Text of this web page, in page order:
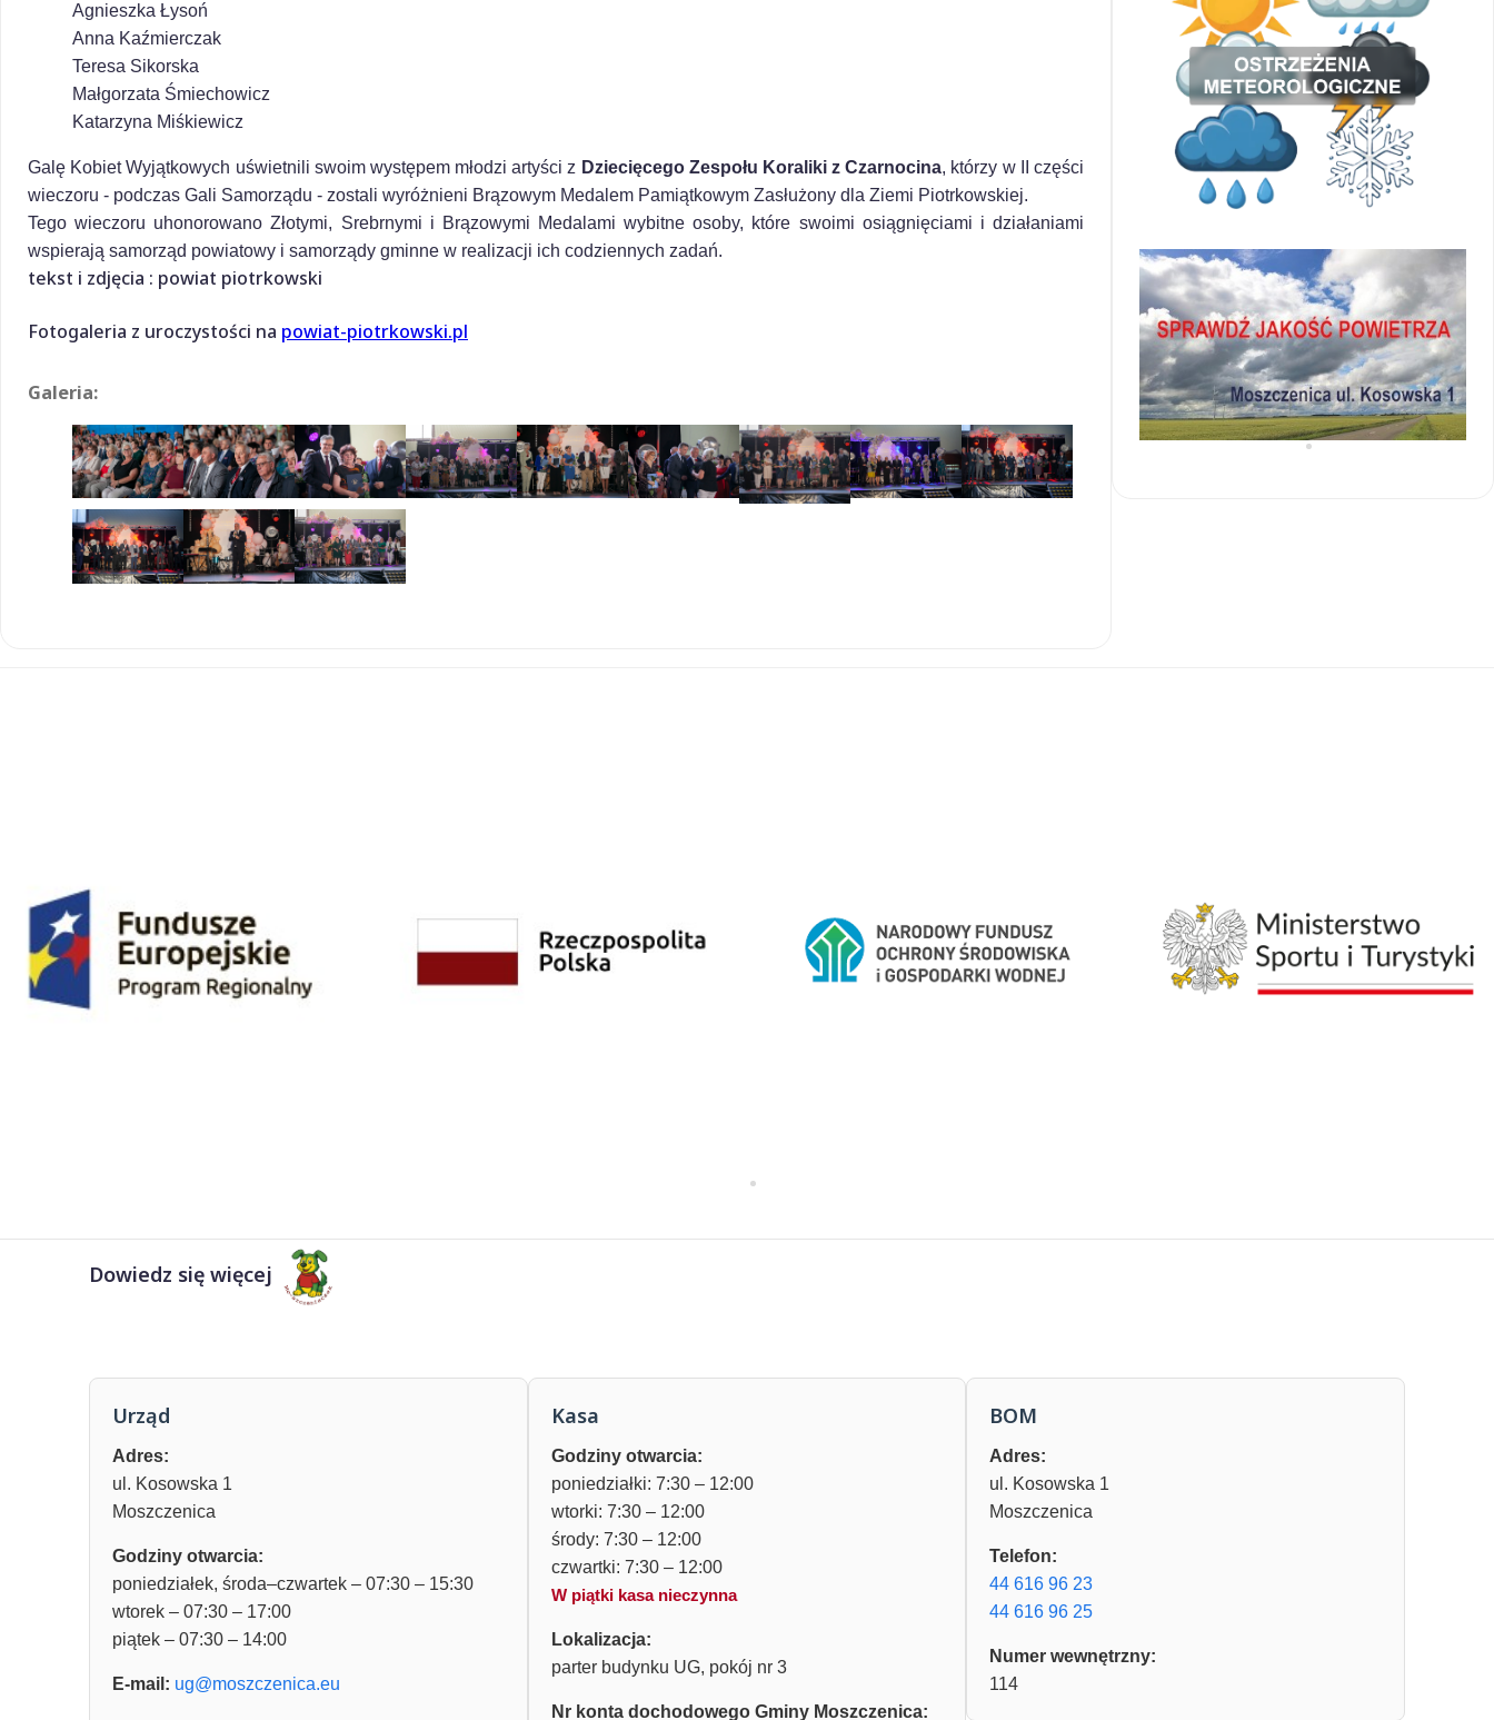
Agnieszka Łysoń
Anna Kaźmierczak
Teresa Sikorska
Małgorzata Śmiechowicz
Katarzyna Miśkiewicz
Galę Kobiet Wyjątkowych uświetnili swoim występem młodzi artyści z Dziecięcego Zespołu Koraliki z Czarnocina, którzy w II części
wieczoru - podczas Gali Samorządu - zostali wyróżnieni Brązowym Medalem Pamiątkowym Zasłużony dla Ziemi Piotrkowskiej.
Tego wieczoru uhonorowano Złotymi, Srebrnymi i Brązowymi Medalami wybitne osoby, które swoimi osiągnięciami i działaniami
wspierają samorząd powiatowy i samorządy gminne w realizacji ich codziennych zadań.
tekst i zdjęcia : powiat piotrkowski
Fotogaleria z uroczystości na powiat-piotrkowski.pl
Galeria:
Dowiedz się więcej
Urząd
Adres:
ul. Kosowska 1
Moszczenica
Godziny otwarcia:
poniedziałek, środa–czwartek – 07:30 – 15:30
wtorek – 07:30 – 17:00
piątek – 07:30 – 14:00
E-mail: ug@moszczenica.eu
Kasa
Godziny otwarcia:
poniedziałki: 7:30 – 12:00
wtorki: 7:30 – 12:00
środy: 7:30 – 12:00
czwartki: 7:30 – 12:00
W piątki kasa nieczynna
Lokalizacja:
parter budynku UG, pokój nr 3
Nr konta dochodowego Gminy Moszczenica:
BOM
Adres:
ul. Kosowska 1
Moszczenica
Telefon:
44 616 96 23
44 616 96 25
Numer wewnętrzny:
114